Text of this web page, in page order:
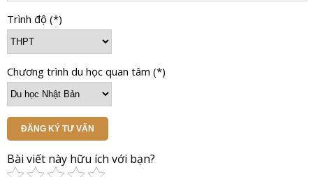
Trình độ (*)
Chương trình du học quan tâm (*)
ĐĂNG KÝ TƯ VẤN
Bài viết này hữu ích với bạn?